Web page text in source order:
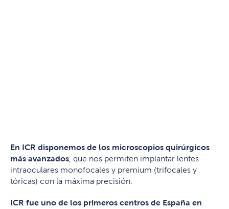
En ICR disponemos de los microscopios quirúrgicos
más avanzados , que nos permiten implantar lentes
intraoculares monofocales y premium (trifocales y
tóricas) con la máxima precisión.
ICR fue uno de los primeros centros de España en